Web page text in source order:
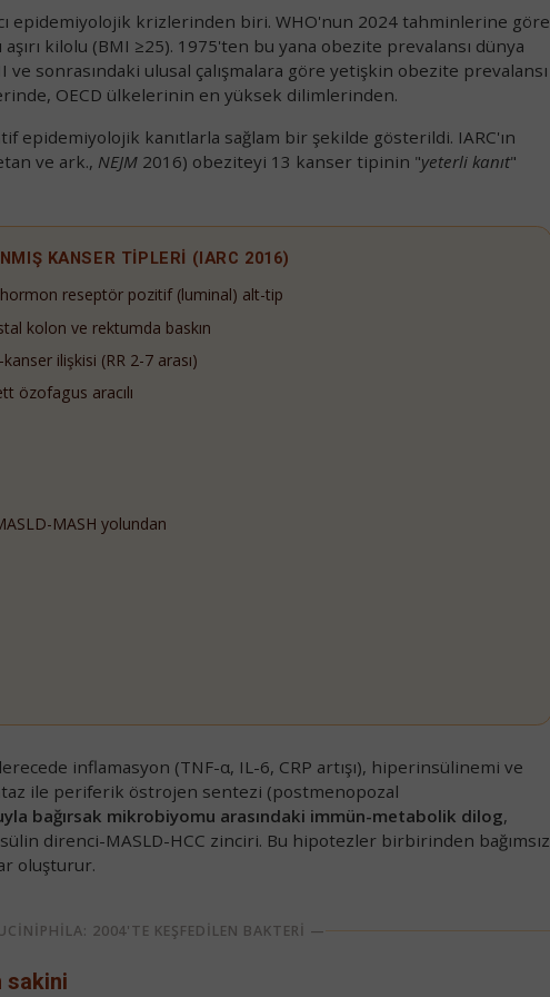
epidemiyolojik krizlerinden biri. WHO'nun 2024 tahminlerine göre
kilolu (BMI ≥25). 1975'ten bu yana obezite prevalansı dünya
ve sonrasındaki ulusal çalışmalara göre yetişkin obezite prevalansı
OECD ülkelerinin en yüksek dilimlerinden.
epidemiyolojik kanıtlarla sağlam bir şekilde gösterildi. IARC'ın
ve ark., NEJM 2016) obeziteyi 13 kanser tipinin "yeterli kanıt"
KANSER TİPLERİ (IARC 2016)
reseptör pozitif (luminal) alt-tip
kolon ve rektumda baskın
ilişkisi (RR 2-7 arası)
özofagus aracılı
MASH yolundan
inflamasyon (TNF-α, IL-6, CRP artışı), hiperinsülinemi ve
ile periferik östrojen sentezi (postmenopozal
bağırsak mikrobiyomu arasındaki immün-metabolik dilog,
direnci-MASLD-HCC zinciri. Bu hipotezler birbirinden bağımsız
oluşturur.
2004'TE KEŞFEDİLEN BAKTERİ —
sakini
İzni
Güncel Gelişmelerden Haberdar Olun
Kanser tedavisindeki en yeni bilimsel gelişmeler, sağlıklı
yaşam rehberleri ve duyurularımız doğrudan e-posta